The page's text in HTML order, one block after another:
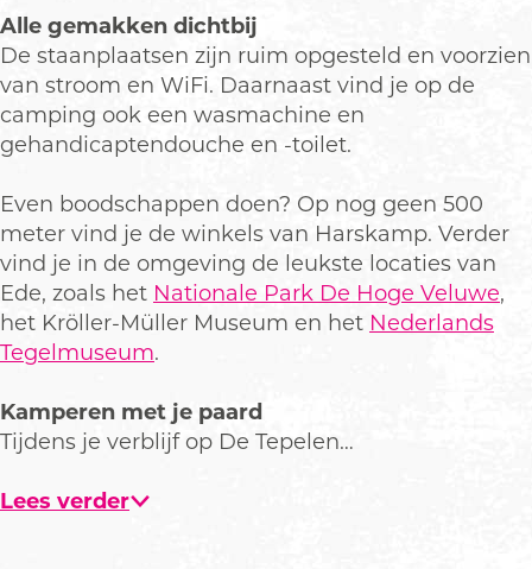
e
l
e
n
b
r
g
e
p
e
l
e
b
u
r
g
T
e
p
e
l
n
b
u
r
g
e
l
e
n
b
r
g
e
T
e
p
e
e
n
b
u
r
g
a
m
p
i
n
D
e
T
e
p
e
e
n
u
Alle gemakken dichtbij
De staanplaatsen zijn ruim opgesteld en voorzien
van stroom en WiFi. Daarnaast vind je op de
camping ook een wasmachine en
gehandicaptendouche en -toilet.
Even boodschappen doen? Op nog geen 500
meter vind je de winkels van Harskamp. Verder
vind je in de omgeving de leukste locaties van
Ede, zoals het Nationale Park De Hoge Veluwe,
het Kröller-Müller Museum en het Nederlands
Tegelmuseum.
Kamperen met je paard
Tijdens je verblijf op De Tepelen…
Lees verder